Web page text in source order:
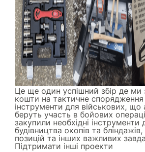
Це ще один успішний збір де ми
кошти на тактичне спорядження
інструменти для військових, що
беруть участь в бойових
закупили необхідні інструменти
будівництва окопів та бліндажів,
позицій та інших важливих
Підтримати інші проекти